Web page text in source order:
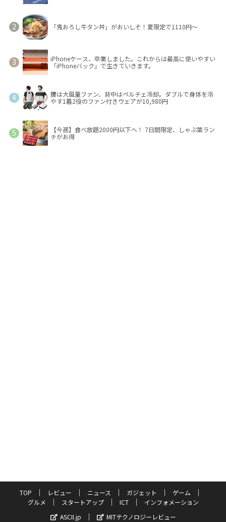
「鬼おろし牛タン丼」がおいしそ！夏限定で1110円～
iPhoneケース、卒業しました。これからは最高に使いやすい
「iPhoneバック」で生きていきます。
腰は大風量ファン、背中はペルチェ冷却。ダブルで身体を冷
やす1着2役のファン付きウェアが10,980円
【今週】食べ放題2000円以下へ！ 7日間限定、しゃぶ葉ラン
チがお得
TOP レビュー ニュース ガジェット
ゲーム
グルメ
スタートアップ ICT
インフォメーション
ASCII.jp
MITテクノロジーレビュー